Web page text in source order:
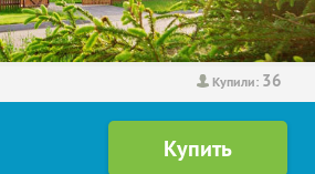
Купили: 36